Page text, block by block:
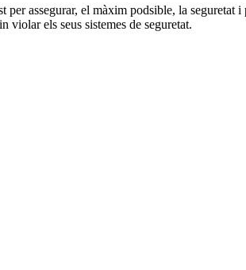
assegurar, el màxim podsible, la
els seus sistemes de seguretat.